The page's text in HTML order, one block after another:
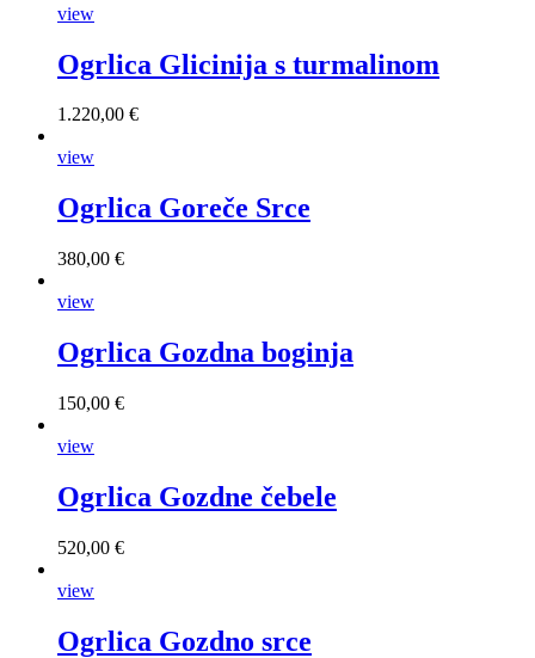
view
Ogrlica Glicinija s turmalinom
1.220,00 €
view
Ogrlica Goreče Srce
380,00 €
view
Ogrlica Gozdna boginja
150,00 €
view
Ogrlica Gozdne čebele
520,00 €
view
Ogrlica Gozdno srce